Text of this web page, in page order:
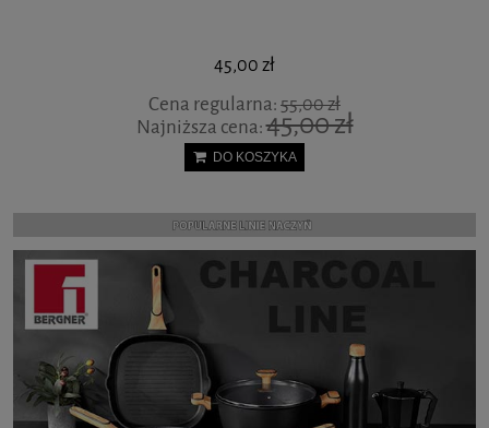
45,00 zł
Cena regularna:55,00 zł
Najniższa cena:45,00 zł
DO KOSZYKA